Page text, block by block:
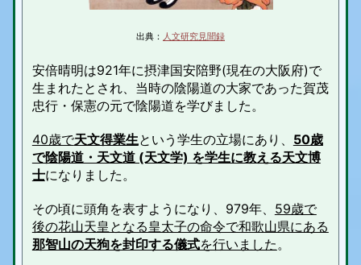
出典： 人文研究見聞録
安倍晴明は921年に摂津国安陪野(現在の大阪府)で
生まれたとされ、当時の陰陽道の大家であった賀茂
忠行・保憲の元で陰陽道を学びました。
40歳で天文得業生という学生の立場にあり、 50歳
で陰陽道・天文道 (天文学) を学生に教える天文博
士になりました。
その頃に頭角を表すようになり、979年、 59歳で
後の花山天皇となる皇太子の命令で和歌山県にある
那智山の天狗を封印する儀式を行いました。